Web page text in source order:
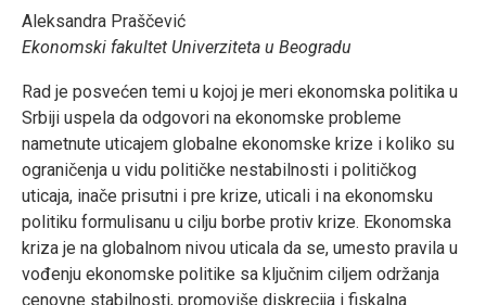
Aleksandra Praščević
Ekonomski fakultet Univerziteta u Beogradu
Rad je posvećen temi u kojoj je meri ekonomska politika u
Srbiji uspela da odgovori na ekonomske probleme
nametnute uticajem globalne ekonomske krize i koliko su
ograničenja u vidu političke nestabilnosti i političkog
uticaja, inače prisutni i pre krize, uticali i na ekonomsku
politiku formulisanu u cilju borbe protiv krize. Ekonomska
kriza je na globalnom nivou uticala da se, umesto pravila u
vođenju ekonomske politike sa ključnim ciljem održanja
cenovne stabilnosti, promoviše diskrecija i fiskalna